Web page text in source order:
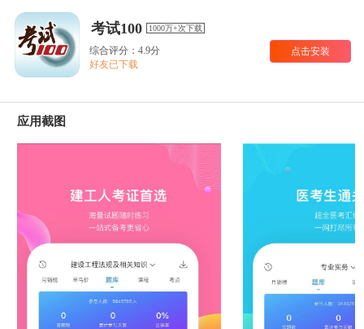
考试100 1000万+次下载
综合评分：4.9分
好友已下载
点击安装
应用截图